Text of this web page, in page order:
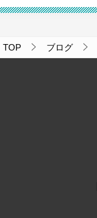
TOP ブログ